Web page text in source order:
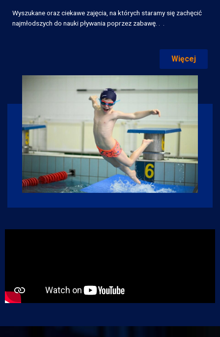
Wyszukane oraz ciekawe zajęcia, na których staramy się zachęcić
najmłodszych do nauki pływania poprzez zabawę. . .
Więcej